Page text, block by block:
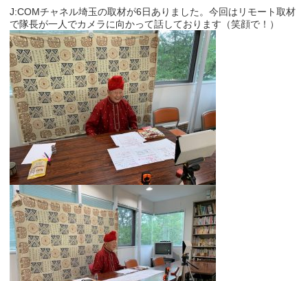
J:COMチャネル埼玉の取材が6日ありました。今回はリモート取材
で隊長が一人でカメラに向かって話しております（笑顔で！）